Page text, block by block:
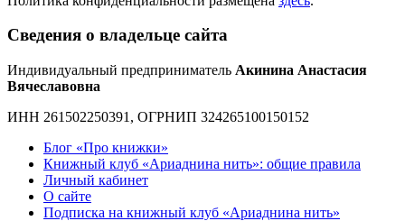
Сведения о владельце сайта
Индивидуальный предприниматель Акинина Анастасия
Вячеславовна
ИНН 261502250391, ОГРНИП 324265100150152
Блог «Про книжки»
Книжный клуб «Ариаднина нить»: общие правила
Личный кабинет
О сайте
Подписка на книжный клуб «Ариаднина нить»